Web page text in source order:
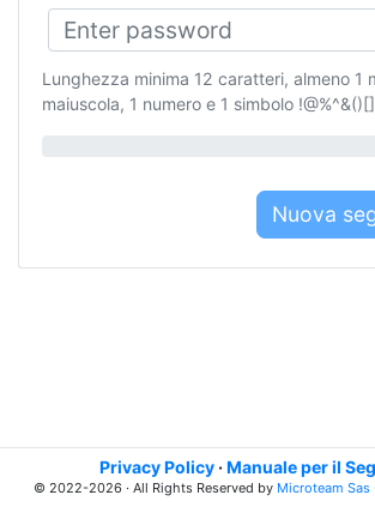
Lunghezza minima 12 caratteri, almeno 1
maiuscola, 1 numero e 1 simbolo
Nuova
Privacy Policy ·Manuale per il
© 2022-2026 · All Rights Reserved by Microteam Sas